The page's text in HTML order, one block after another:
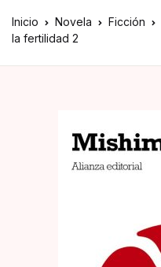
Inicio Novela Ficción
la fertilidad 2